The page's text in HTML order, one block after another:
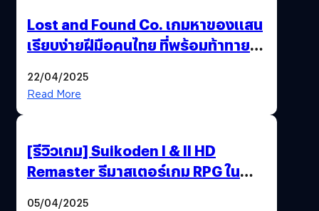
Lost and Found Co. เกมหาของแสน
เรียบง่ายฝีมือคนไทย ที่พร้อมท้าทาย
22/04/2025
Read More
[รีวิวเกม] Suikoden I & II HD
Remaster รีมาสเตอร์เกม RPG ใน
05/04/2025